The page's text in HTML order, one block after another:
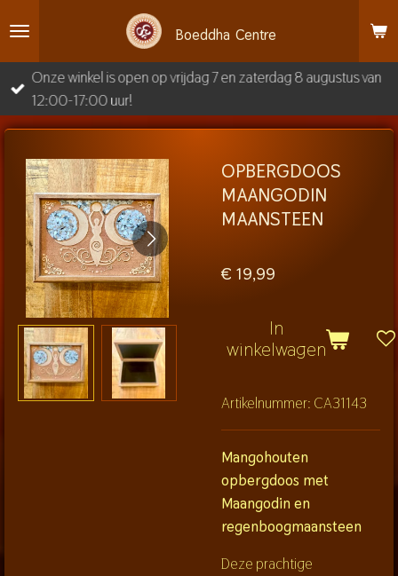
direct
naar
de
hoofdinhoud
Boeddha Centre
Onze winkel is open op vrijdag 7 en zaterdag 8 augustus van
12:00-17:00 uur!
OPBERGDOOS
MAANGODIN
MAANSTEEN
€ 19,99
In
winkelwagen
Artikelnummer: CA31143
Mangohouten
opbergdoos met
Maangodin en
regenboogmaansteen
Deze prachtige